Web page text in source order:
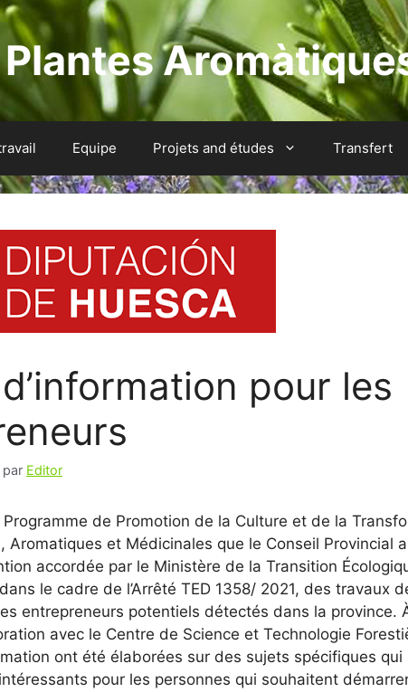
Equipe Projets and études Transfert
pour les
par Editor
de Promotion de la Culture et de la
Aromatiques et Médicinales que le Conseil Provincial
accordée par le Ministère de la Transition
le cadre de l’Arrêté TED 1358/ 2021, des travaux
entrepreneurs potentiels détectés dans la province.
avec le Centre de Science et Technologie
ont été élaborées sur des sujets spécifiques qui
pour les personnes qui souhaitent